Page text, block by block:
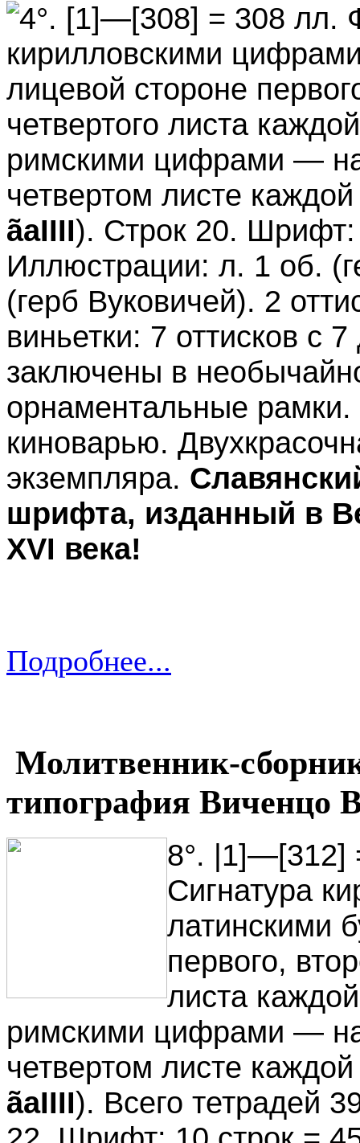
4°. [1]—[308] = 308 лл.
кирилловскими
лицевой стороне
четвертого листа
римскими цифрами —
четвертом листе
ãаIIII). Строк 20.
Иллюстрации: л. 1 об.
(герб Вуковичей). 2
виньетки: 7 оттисков с
заключены в
орнаментальные
киноварью.
экземпляра.
шрифта, изданный в
XVI века!
Подробнее...
Молитвенник-
типография Виченцо
8°. |1]—[312]
Сигнатура
латинскими
первого,
листа
римскими цифрами —
четвертом листе
ãаIIII). Всего тетрадей